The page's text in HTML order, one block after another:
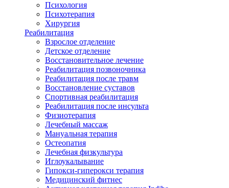
Психология
Психотерапия
Хирургия
Реабилитация
Взрослое отделение
Детское отделение
Восстановительное лечение
Реабилитация позвоночника
Реабилитация после травм
Восстановление суставов
Спортивная реабилитация
Реабилитация после инсульта
Физиотерапия
Лечебный массаж
Мануальная терапия
Остеопатия
Лечебная физкультура
Иглоукалывание
Гипокси-гиперокси терапия
Медицинский фитнес